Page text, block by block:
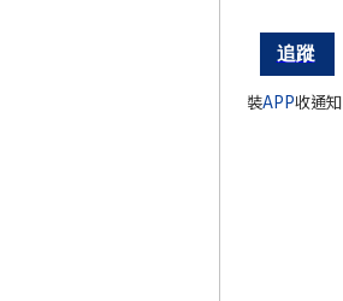
裝APP收通知